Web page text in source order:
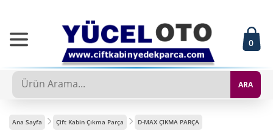
0
ARA
Ana Sayfa Çift Kabin Çıkma Parça D-MAX ÇIKMA PARÇA